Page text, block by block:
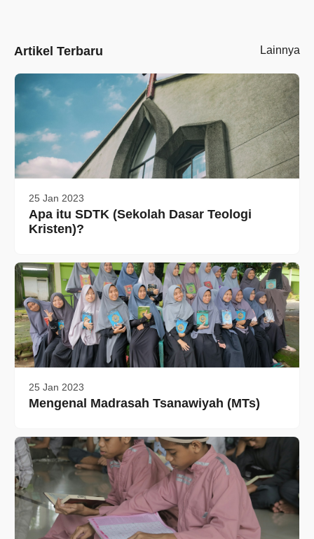
Artikel Terbaru Lainnya
25 Jan 2023
Apa itu SDTK (Sekolah Dasar Teologi
Kristen)?
25 Jan 2023
Mengenal Madrasah Tsanawiyah (MTs)